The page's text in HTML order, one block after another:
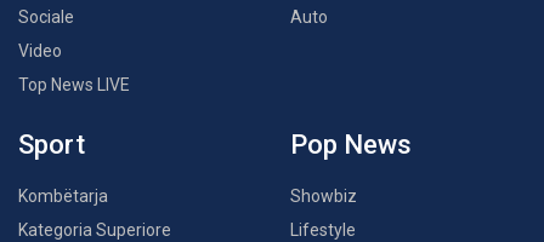
Sociale
Video
Top News LIVE
Auto
Sport
Kombëtarja
Kategoria Superiore
Pop News
Showbiz
Lifestyle